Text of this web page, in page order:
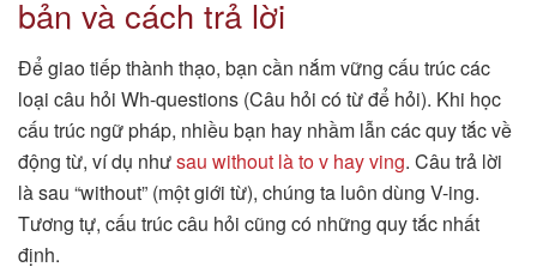
bản và cách trả lời
Để giao tiếp thành thạo, bạn cần nắm vững cấu trúc các
loại câu hỏi Wh-questions (Câu hỏi có từ để hỏi). Khi học
cấu trúc ngữ pháp, nhiều bạn hay nhầm lẫn các quy tắc về
động từ, ví dụ nhưsau without là to v hay ving. Câu trả lời
là sau “without” (một giới từ), chúng ta luôn dùng V-ing.
Tương tự, cấu trúc câu hỏi cũng có những quy tắc nhất
định.